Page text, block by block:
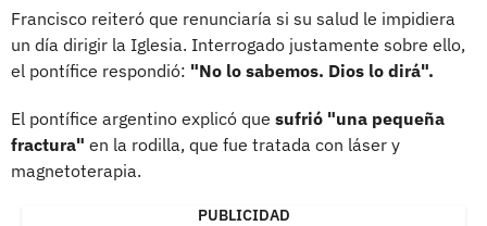
Francisco reiteró que renunciaría si su salud le impidiera
un día dirigir la Iglesia. Interrogado justamente sobre ello,
el pontífice respondió: "No lo sabemos. Dios lo dirá".
El pontífice argentino explicó que sufrió "una pequeña
fractura" en la rodilla, que fue tratada con láser y
magnetoterapia.
PUBLICIDAD